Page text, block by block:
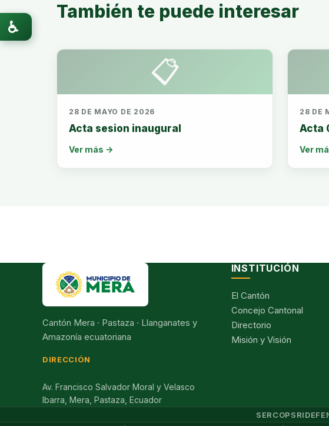
También te puede interesar
📋
28 DE MAYO DE 2026
Acta sesion inaugural
Ver más →
28 DE
Acta
Ver
Cantón Mera · Pastaza · Llanganates y
Amazonía ecuatoriana
DIRECCIÓN
Av. Francisco Salvador Moral y Velasco
Ibarra, Mera, Pastaza, Ecuador
INSTITUCIÓN
El Cantón
Concejo Cantonal
Directorio
Misión y Visión
SERCOPSRI
♿